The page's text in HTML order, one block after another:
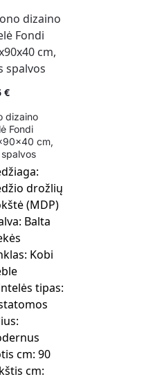
€
dizaino
Fondi
cm,
drožlių
(MDP)
Balta
Kobi
tipas:
cm: 90
cm: